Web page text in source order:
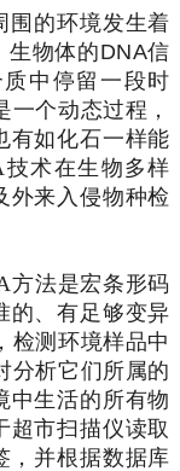
的环境发生着
生物体的DNA信
中停留一段时
个动态过程，
有如化石一样能
术在生物多样
外来入侵物种检
法是宏条形码
的、有足够变异
检测环境样品中
分析它们所属的
中生活的所有物
超市扫描仪读取
，并根据数据库